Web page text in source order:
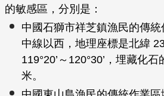
的敏感區，分別是：
中國石獅市祥芝鎮漁民的傳
中線以西，地理座標是北緯
119°20’～120°30’，埋藏化
米。